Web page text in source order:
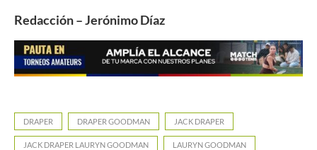
Redacción – Jerónimo Díaz
DRAPER DRAPER GOODMAN JACK DRAPER
JACK DRAPER LAURYN GOODMAN LAURYN GOODMAN